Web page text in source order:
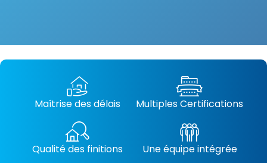
Maîtrise des délais Multiples Certifications
Qualité des finitions Une équipe intégrée